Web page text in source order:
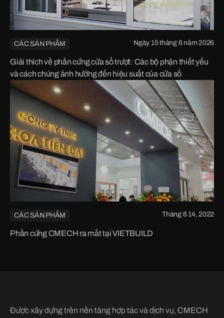
CÁC SẢN PHẨM Ngày 15 tháng 6 năm 2026
Giải thích về phần cứng cửa sổ trượt: Các bộ phận thiết yếu
và cách chúng ảnh hưởng đến hiệu suất của cửa sổ
CÁC SẢN PHẨM Tháng 6 14, 2022
Phần cứng CMECH ra mắt tại VIETBUILD
Được xây dựng trên nền tảng hợp tác và dịch vụ, CMECH